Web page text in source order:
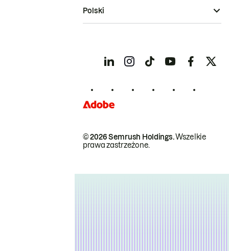
© 2026 Semrush Holdings.Wszelkie
prawa zastrzeżone.
Polski